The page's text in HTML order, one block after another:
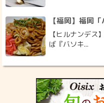
【福岡】福岡
【ヒルナンデス
ば『バソキ...